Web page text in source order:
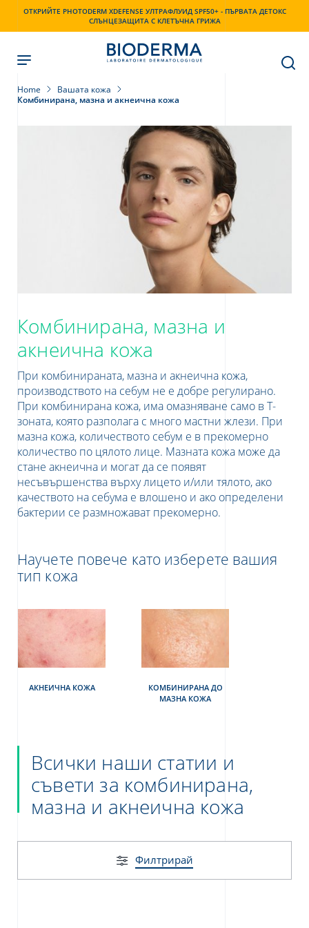
ОТКРИЙТЕ PHOTODERM XDEFENSE УЛТРАФЛУИД SPF50+ - ПЪРВАТА ДЕТОКС
СЛЪНЦЕЗАЩИТА С КЛЕТЪЧНА ГРИЖА
NEWSLETTER
относно защита на вашите лични
нашата политика за
Home
Вашата кожа
Комбинирана, мазна и акнеична кожа
Комбинирана, мазна и
акнеична кожа
При комбинираната, мазна и акнеична кожа,
производството на себум не е добре регулирано.
При комбинирана кожа, има омазняване само в Т-
зоната, която разполага с много мастни жлези. При
мазна кожа, количеството себум е в прекомерно
количество по цялото лице. Мазната кожа може да
стане акнеична и могат да се появят
несъвършенства върху лицето и/или тялото, ако
качеството на себума е влошено и ако определени
бактерии се размножават прекомерно.
Научете повече като изберете вашия
тип кожа
АКНЕИЧНА КОЖА
КОМБИНИРАНА ДО
МАЗНА КОЖА
Всички наши статии и
съвети за комбинирана,
мазна и акнеична кожа
Филтрирай